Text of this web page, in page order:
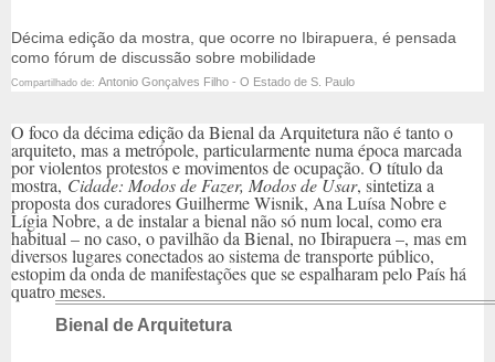
Décima edição da mostra, que ocorre no Ibirapuera, é pensada
como fórum de discussão sobre mobilidade
Compartilhado de: Antonio Gonçalves Filho - O Estado de S. Paulo
O foco da décima edição da Bienal da Arquitetura não é tanto o
arquiteto, mas a metrópole, particularmente numa época marcada
por violentos protestos e movimentos de ocupação. O título da
mostra, Cidade: Modos de Fazer, Modos de Usar, sintetiza a
proposta dos curadores Guilherme Wisnik, Ana Luísa Nobre e
Lígia Nobre, a de instalar a bienal não só num local, como era
habitual – no caso, o pavilhão da Bienal, no Ibirapuera –, mas em
diversos lugares conectados ao sistema de transporte público,
estopim da onda de manifestações que se espalharam pelo País há
quatro meses.